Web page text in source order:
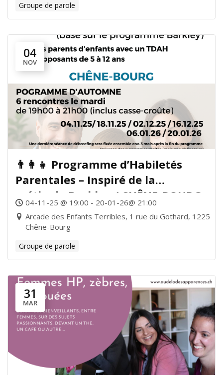
Groupe de parole
04
NOV
👨‍👩‍👧 Programme d’Habiletés
Parentales – Inspiré de la
méthode Barkley / CHÊNE-BOURG
04-11-25 @ 19:00 - 20-01-26@ 21:00
Arcade des Enfants Terribles, 1 rue du Gothard, 1225
Chêne-Bourg
Groupe de parole
31
MAR